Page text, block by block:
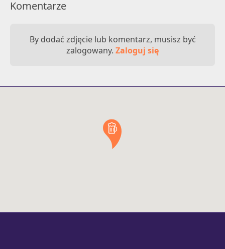
Komentarze
By dodać zdjęcie lub komentarz, musisz być
zalogowany. Zaloguj się